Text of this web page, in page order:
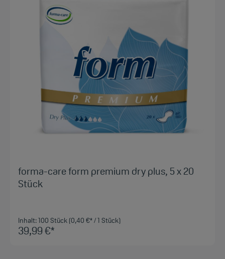
forma-care form premium dry plus, 5 x 20
Stück
Inhalt:100 Stück (0,40 €* / 1 Stück)
39,99 €*